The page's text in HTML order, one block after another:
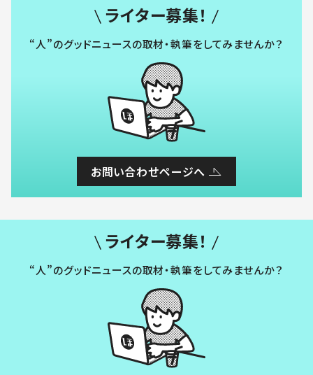
ライター募集！
“人”のグッドニュースの取材・執筆をしてみませんか？
お問い合わせページへ
ライター募集！
“人”のグッドニュースの取材・執筆をしてみませんか？